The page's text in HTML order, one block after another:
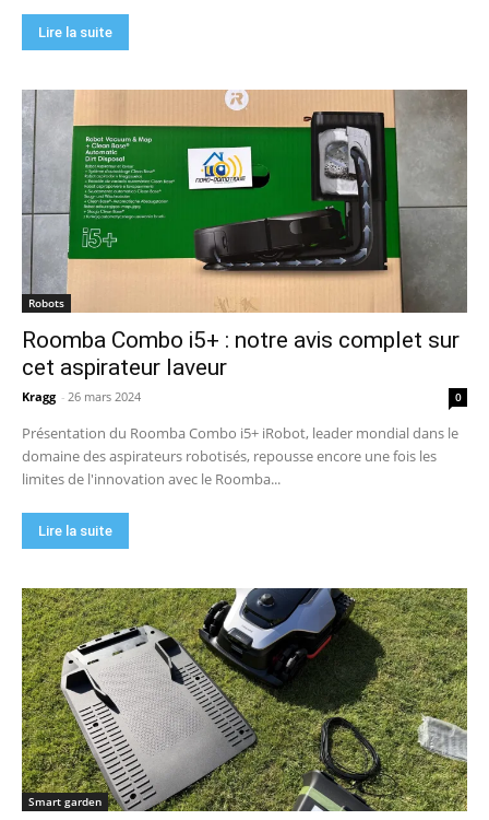
Lire la suite
Robots
Roomba Combo i5+ : notre avis complet sur
cet aspirateur laveur
Kragg - 26 mars 2024 0
Présentation du Roomba Combo i5+ iRobot, leader mondial dans le
domaine des aspirateurs robotisés, repousse encore une fois les
limites de l'innovation avec le Roomba...
Lire la suite
Smart garden